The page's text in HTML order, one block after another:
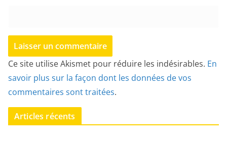
Ce site utilise Akismet pour réduire les indésirables. En
savoir plus sur la façon dont les données de vos
commentaires sont traitées.
Articles récents